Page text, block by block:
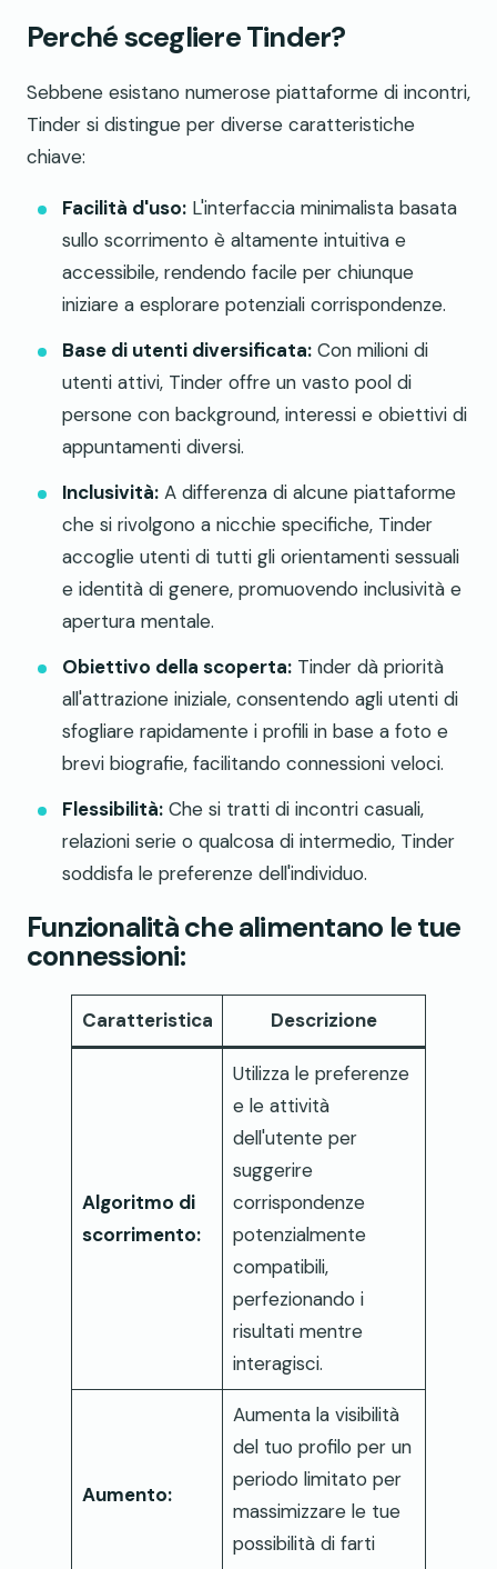
Perché scegliere Tinder?
Sebbene esistano numerose piattaforme di incontri,
Tinder si distingue per diverse caratteristiche
chiave:
Facilità d'uso: L'interfaccia minimalista basata
sullo scorrimento è altamente intuitiva e
accessibile, rendendo facile per chiunque
iniziare a esplorare potenziali corrispondenze.
Base di utenti diversificata: Con milioni di
utenti attivi, Tinder offre un vasto pool di
persone con background, interessi e obiettivi di
appuntamenti diversi.
Inclusività: A differenza di alcune piattaforme
che si rivolgono a nicchie specifiche, Tinder
accoglie utenti di tutti gli orientamenti sessuali
e identità di genere, promuovendo inclusività e
apertura mentale.
Obiettivo della scoperta: Tinder dà priorità
all'attrazione iniziale, consentendo agli utenti di
sfogliare rapidamente i profili in base a foto e
brevi biografie, facilitando connessioni veloci.
Flessibilità: Che si tratti di incontri casuali,
relazioni serie o qualcosa di intermedio, Tinder
soddisfa le preferenze dell'individuo.
Funzionalità che alimentano le tue
connessioni:
Caratteristica Descrizione
Algoritmo di
scorrimento:
Utilizza le preferenze
e le attività
dell'utente per
suggerire
corrispondenze
potenzialmente
compatibili,
perfezionando i
risultati mentre
interagisci.
Aumento:
Aumenta la visibilità
del tuo profilo per un
periodo limitato per
massimizzare le tue
possibilità di farti